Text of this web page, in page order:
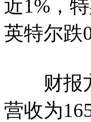
近1%，
英特尔跌
财报方
营收为